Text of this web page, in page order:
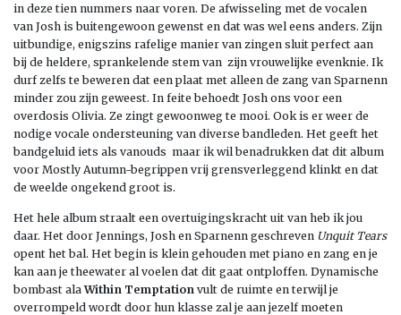
in deze tien nummers naar voren. De afwisseling met de vocalen
van Josh is buitengewoon gewenst en dat was wel eens anders. Zijn
uitbundige, enigszins rafelige manier van zingen sluit perfect aan
bij de heldere, sprankelende stem van zijn vrouwelijke evenknie. Ik
durf zelfs te beweren dat een plaat met alleen de zang van Sparnenn
minder zou zijn geweest. In feite behoedt Josh ons voor een
overdosis Olivia. Ze zingt gewoonweg te mooi. Ook is er weer de
nodige vocale ondersteuning van diverse bandleden. Het geeft het
bandgeluid iets als vanouds maar ik wil benadrukken dat dit album
voor Mostly Autumn-begrippen vrij grensverleggend klinkt en dat
de weelde ongekend groot is.
Het hele album straalt een overtuigingskracht uit van heb ik jou
daar. Het door Jennings, Josh en Sparnenn geschreven Unquit Tears
opent het bal. Het begin is klein gehouden met piano en zang en je
kan aan je theewater al voelen dat dit gaat ontploffen. Dynamische
bombast alaWithin Temptation vult de ruimte en terwijl je
overrompeld wordt door hun klasse zal je aan jezelf moeten